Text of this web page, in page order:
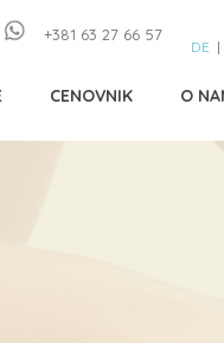
+381 63 27 66 57
DE |
CENOVNIK O